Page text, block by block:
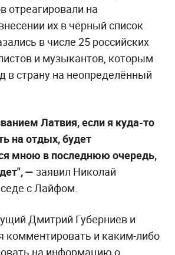
отреагировали на
их в чёрный список
в числе 25 российских
и музыкантов, которым
в страну на неопределённый
Латвия, если я куда-то
на отдых, будет
мною в последнюю очередь,
— заявил Николай
с Лайфом.
Дмитрий Губерниев и
комментировать и каким-либо
на информацию о